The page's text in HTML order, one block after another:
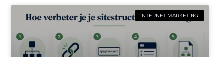
INTERNET MARKETING